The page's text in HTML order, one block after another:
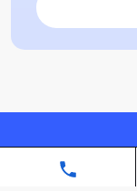
Автономная